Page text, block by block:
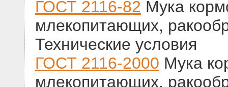
ГОСТ 2116-82 Мука
млекопитающих,
Технические условия
ГОСТ 2116-2000 Мука
млекопитающих,